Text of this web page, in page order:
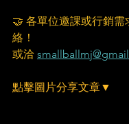
🤝 各單位邀課或行銷
絡！
或洽
點擊圖片分享文章▼